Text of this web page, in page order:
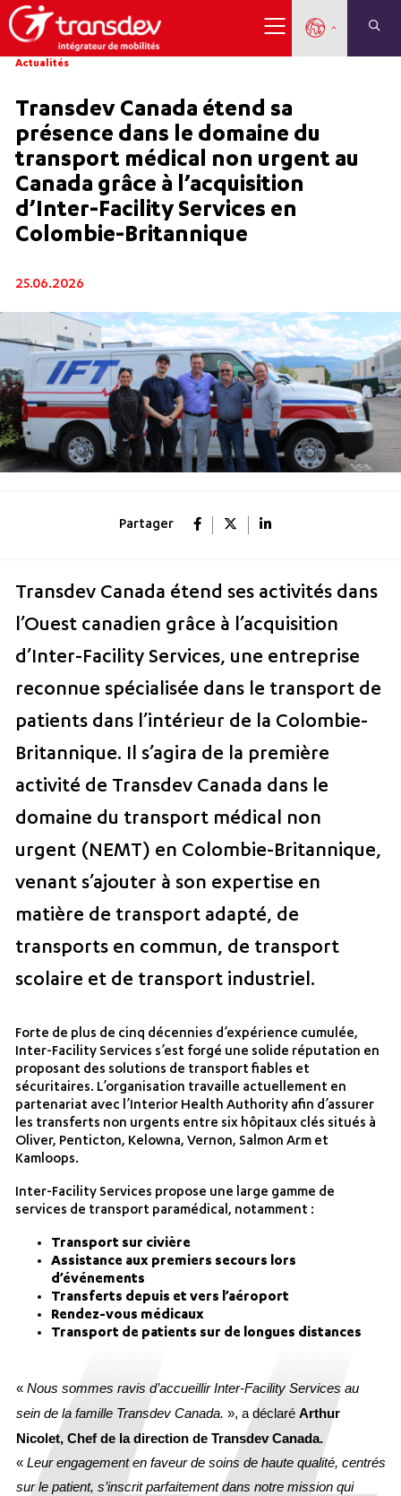
Actualités
Transdev Canada étend sa
présence dans le domaine du
transport médical non urgent au
Canada grâce à l’acquisition
d’Inter-Facility Services en
Colombie-Britannique
25.06.2026
Partager
Transdev Canada étend ses activités dans
l’Ouest canadien grâce à l’acquisition
d’Inter-Facility Services, une entreprise
reconnue spécialisée dans le transport de
patients dans l’intérieur de la Colombie-
Britannique. Il s’agira de la première
activité de Transdev Canada dans le
domaine du transport médical non
urgent (NEMT) en Colombie-Britannique,
venant s’ajouter à son expertise en
matière de transport adapté, de
transports en commun, de transport
scolaire et de transport industriel.
Forte de plus de cinq décennies d’expérience cumulée,
Inter-Facility Services s’est forgé une solide réputation en
proposant des solutions de transport fiables et
sécuritaires. L’organisation travaille actuellement en
partenariat avec l’Interior Health Authority afin d’assurer
les transferts non urgents entre six hôpitaux clés situés à
Oliver, Penticton, Kelowna, Vernon, Salmon Arm et
Kamloops.
Inter-Facility Services propose une large gamme de
services de transport paramédical, notamment :
Transport sur civière
Assistance aux premiers secours lors
d’événements
Transferts depuis et vers l’aéroport
Rendez-vous médicaux
Transport de patients sur de longues distances
« Nous sommes ravis d’accueillir Inter-Facility Services au
sein de la famille Transdev Canada. », a déclaré Arthur
Nicolet, Chef de la direction de Transdev Canada.
« Leur engagement en faveur de soins de haute qualité, centrés
sur le patient, s’inscrit parfaitement dans notre mission qui